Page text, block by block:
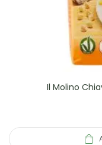
Il Molino